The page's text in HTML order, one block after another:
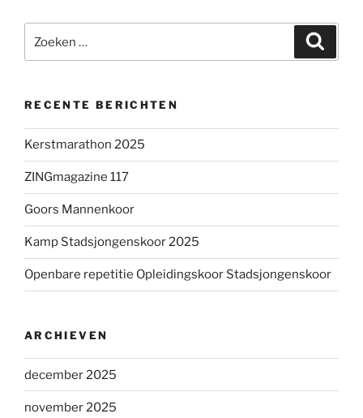
naar:
RECENTE BERICHTEN
Kerstmarathon 2025
ZINGmagazine 117
Goors Mannenkoor
Kamp Stadsjongenskoor 2025
Openbare repetitie Opleidingskoor Stadsjongenskoor
ARCHIEVEN
december 2025
november 2025